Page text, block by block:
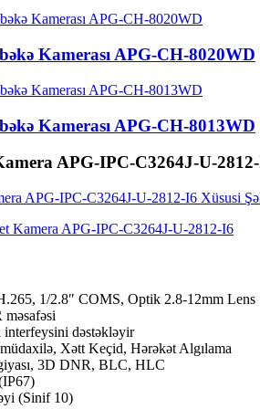
Kamerası APG-CH-8020WD
Kamerası APG-CH-8013WD
APG-IPC-C3264J-U-
1/2.8″ COMS, Optik 2.8-12mm Lens
məsafəsi
dəstəkləyir
Xətt Keçid, Hərəkət Algılama
3D DNR, BLC, HLC
(Sinif 10)